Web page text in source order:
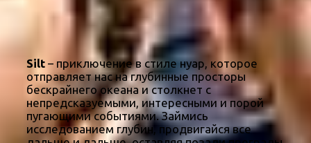
Silt – приключение в стиле нуар, которое
отправляет нас на глубинные просторы
бескрайнего океана и столкнет с
непредсказуемыми, интересными и порой
пугающими событиями. Займись
исследованием глубин, продвигайся все